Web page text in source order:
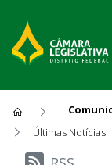
Últimas Notícias